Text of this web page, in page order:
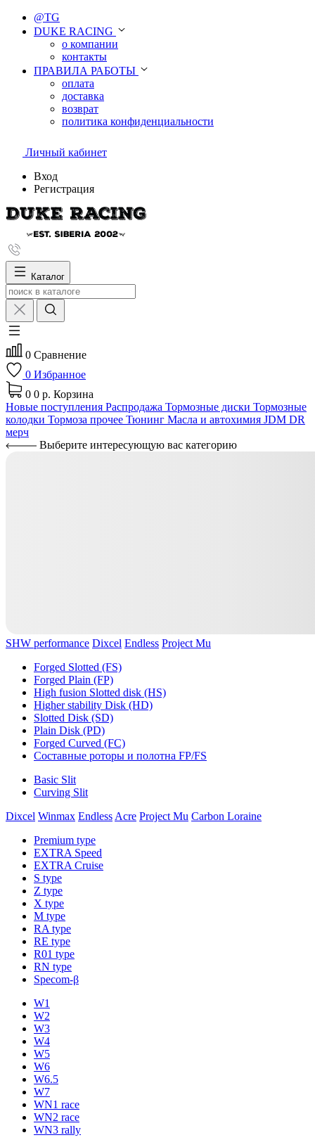
@TG
DUKE RACING
о компании
контакты
ПРАВИЛА РАБОТЫ
оплата
доставка
возврат
политика конфиденциальности
Личный кабинет
Вход
Регистрация
Каталог
0 Сравнение
0 Избранное
0 0 р. Корзина
Новые поступления Распродажа Тормозные диски Тормозные
колодки Тормоза прочее Тюнинг Масла и автохимия JDM DR
мерч
Выберите интересующую вас категорию
SHW performance Dixcel Endless Project Mu
Forged Slotted (FS)
Forged Plain (FP)
High fusion Slotted disk (HS)
Higher stability Disk (HD)
Slotted Disk (SD)
Plain Disk (PD)
Forged Curved (FC)
Составные роторы и полотна FP/FS
Basic Slit
Curving Slit
Dixcel Winmax Endless Acre Project Mu Carbon Loraine
Premium type
EXTRA Speed
EXTRA Cruise
S type
Z type
X type
M type
RA type
RE type
R01 type
RN type
Specom-β
W1
W2
W3
W4
W5
W6
W6.5
W7
WN1 race
WN2 race
WN3 rally